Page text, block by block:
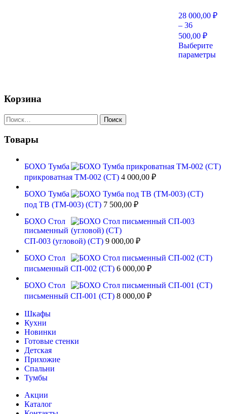
28 000,00 ₽
– 36
500,00 ₽
цен:
28
Выберите
параметры
Корзина
Найти:
Товары
БОХО Тумба
прикроватная ТМ-002 (СТ) 4 000,00 ₽
БОХО Тумба
под ТВ (ТМ-003) (СТ) 7 500,00 ₽
БОХО Стол
письменный
СП-003 (угловой) (СТ) 9 000,00 ₽
БОХО Стол
письменный СП-002 (СТ) 6 000,00 ₽
БОХО Стол
письменный СП-001 (СТ) 8 000,00 ₽
Шкафы
Кухни
Новинки
Готовые стенки
Детская
Прихожие
Спальни
Тумбы
Акции
Каталог